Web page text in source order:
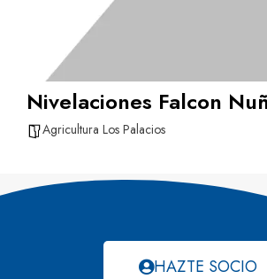
Nivelaciones Falcon
Agricultura Los Palacios
HAZTE SOCIO